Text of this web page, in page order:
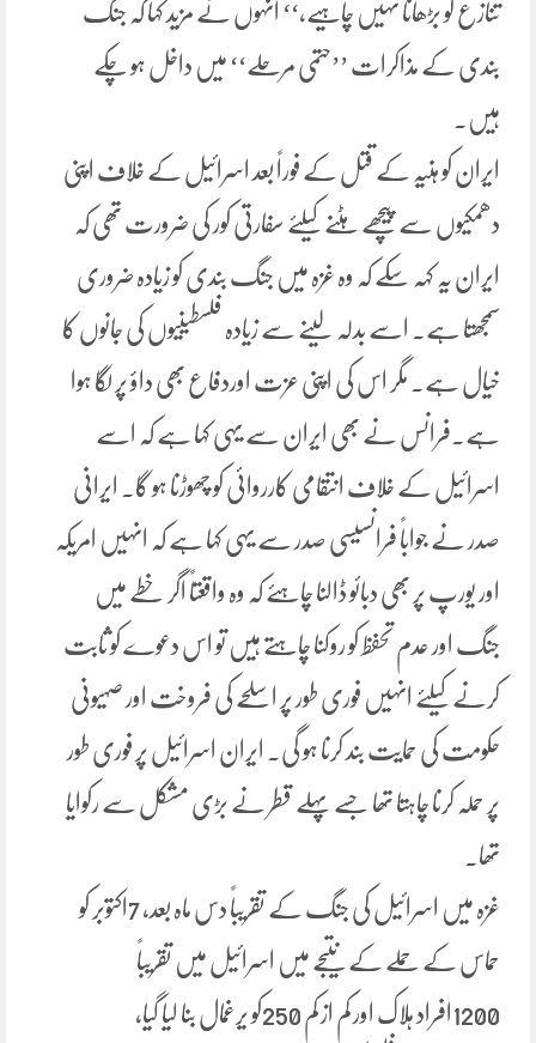
تنازع کو بڑھانا نہیں چاہیے،‘‘ انہوں نے مزید کہا کہ جنگ
بندی کے مذاکرات ’’حتمی مرحلے‘‘ میں داخل ہو چکے
ہیں۔
ایران کو ہنیہ کے قتل کے فوراً بعد اسرائیل کے خلاف اپنی
دھمکیوں سے پیچھے ہٹنے کیلئے سفارتی کور کی ضرورت تھی کہ
ایران یہ کہہ سکے کہ وہ غزہ میں جنگ بندی کو زیادہ ضروری
سمجھتا ہے۔ اسے بدلہ لینے سے زیادہ فلسطینیوں کی جانوں کا
خیال ہے۔ مگر اس کی اپنی عزت اوردفاع بھی داؤ پر لگا ہوا
ہے۔فرانس نے بھی ایران سے یہی کہا ہے کہ اسے
اسرائیل کے خلاف انتقامی کارروائی کو چھوڑنا ہو گا۔ ایرانی
صدر نے جواباً فرانسیسی صدر سے یہی کہا ہے کہ انہیں امریکہ
اور یورپ پر بھی دبائو ڈالنا چاہئے کہ وہ واقعتاً اگر خطے میں
جنگ اور عدم تحفظ کو روکنا چاہتے ہیں تو اس دعوے کو ثابت
کرنے کیلئے انہیں فوری طور پر اسلحے کی فروخت اور صہیونی
حکومت کی حمایت بند کرنا ہو گی۔ ایران اسرائیل پر فوری طور
پر حملہ کرنا چاہتا تھا جسے پہلے قطر نے بڑی مشکل سے رکوایا
تھا۔
غزہ میں اسرائیل کی جنگ کے تقریباً دس ماہ بعد، 7اکتوبر کو
حماس کے حملے کے نتیجے میں اسرائیل میں تقریباً
1200افراد ہلاک اور کم از کم 250کو یرغمال بنا لیا گیا،